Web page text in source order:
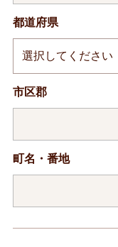
都道府県
市区郡
町名・番地